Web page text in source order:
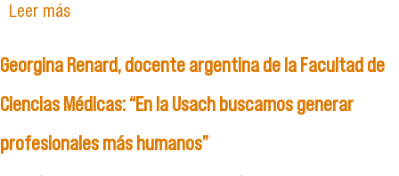
Leer mássobre El incalculable valor del intercambio
Georgina Renard, docente argentina de la Facultad de
Ciencias Médicas: “En la Usach buscamos generar
profesionales más humanos”